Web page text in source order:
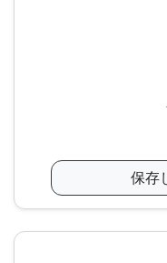
保存